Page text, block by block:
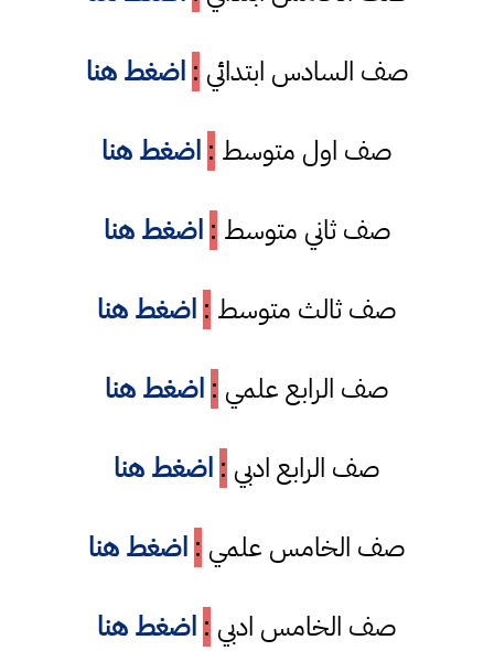
صف السادس ابتدائي : اضغط هنا
صف اول متوسط : اضغط هنا
صف ثاني متوسط : اضغط هنا
صف ثالث متوسط : اضغط هنا
صف الرابع علمي : اضغط هنا
صف الرابع ادبي : اضغط هنا
صف الخامس علمي : اضغط هنا
صف الخامس ادبي : اضغط هنا